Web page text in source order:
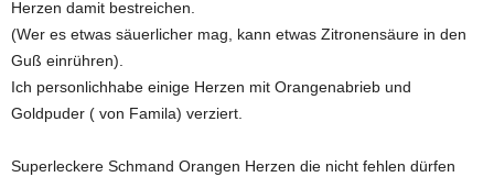
Herzen damit bestreichen.
(Wer es etwas säuerlicher mag, kann etwas Zitronensäure in den
Guß einrühren).
Ich personlichhabe einige Herzen mit Orangenabrieb und
Goldpuder ( von Famila) verziert.
Superleckere Schmand Orangen Herzen die nicht fehlen dürfen